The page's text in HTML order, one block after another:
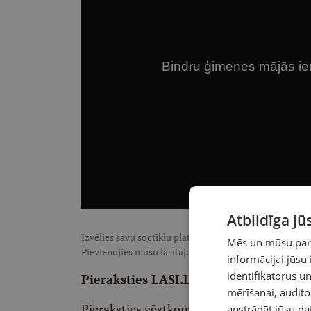
Izvēlies savu soctīklu platformu, lai sekotu LASI.LV:
Pievienojies mūsu lasītāju pulkam, lai saņemtu īpaši
Pieraksties LASI.LV redaktora
Atbildīga
Mēs un mūsu
informācijai jūsu
identifikatorus
mērīšanai,